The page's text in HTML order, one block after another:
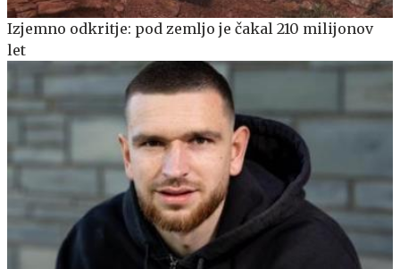
Izjemno odkritje: pod zemljo je čakal 210 milijonov
let